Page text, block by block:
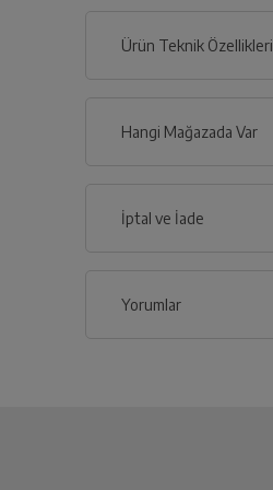
Ürün Teknik Özellikleri
Hangi Mağazada Var
İptal ve İade
Yorumlar